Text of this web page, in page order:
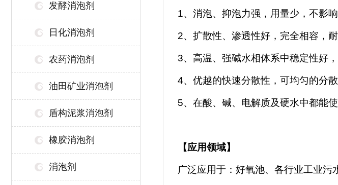
发酵消泡剂
日化消泡剂
农药消泡剂
油田矿业消泡剂
盾构泥浆消泡剂
橡胶消泡剂
消泡剂
1、消泡、抑泡力强，用量少，不影
2、扩散性、渗透性好，完全相容，耐
3、高温、强碱水相体系中稳定性好，
4、优越的快速分散性，可均匀的分散
5、在酸、碱、电解质及硬水中都能使
【应用领域】
广泛应用于：好氧池、各行业工业污